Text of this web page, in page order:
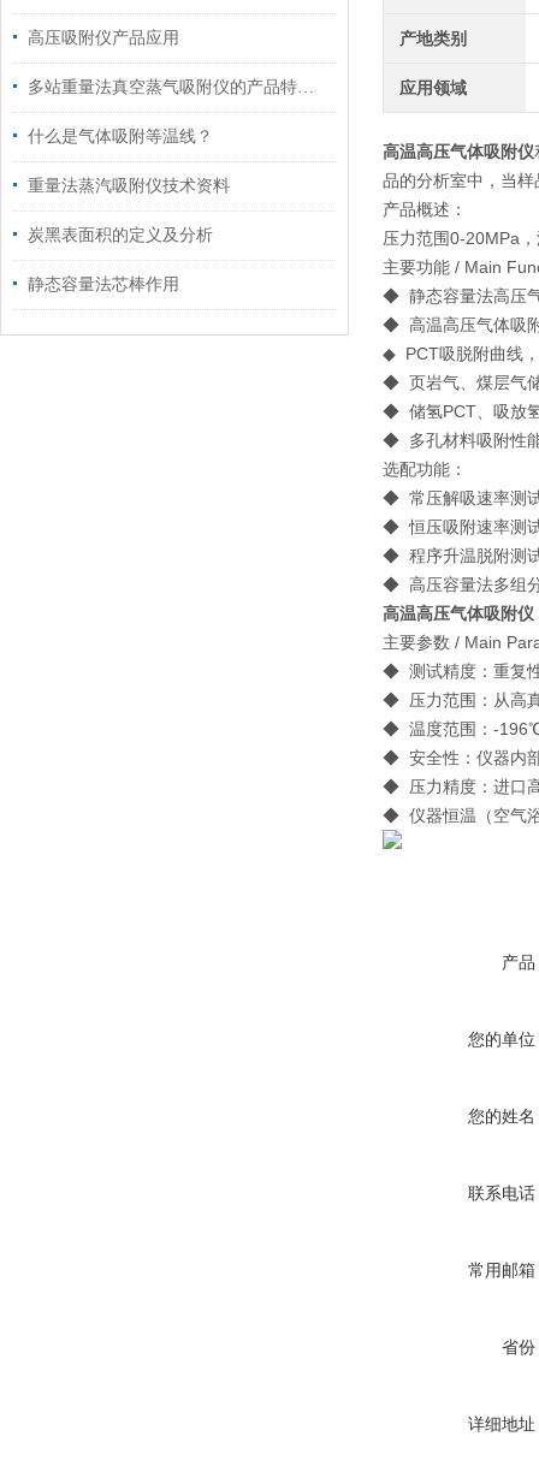
高压吸附仪产品应用
多站重量法真空蒸气吸附仪的产品特点和系统设计特性概述
什么是气体吸附等温线？
重量法蒸汽吸附仪技术资料
炭黑表面积的定义及分析
静态容量法芯棒作用
产地类别
应用领域
高温高压气体吸附仪
品的分析室中，当
产品概述：
压力范围0-20MPa
主要功能 / Main
◆ 静态容量法高压
◆ 高温高压气体吸
◆ PCT吸脱附曲线
◆ 页岩气、煤层气
◆ 储氢PCT、吸放
◆ 多孔材料吸附性
选配功能：
◆ 常压解吸速率测
◆ 恒压吸附速率测
◆ 程序升温脱附测
◆ 高压容量法多组
高温高压气体吸附仪
主要参数 / Main
◆ 测试精度：重
◆ 压力范围：从
◆ 温度范围：-
◆ 安全性：仪器内
◆ 压力精度：进口
◆ 仪器恒温（空气
产品
您的单位
您的姓名
联系电话
常用邮箱
省份
详细地址